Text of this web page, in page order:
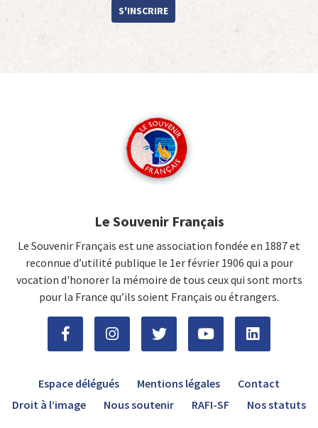
S'INSCRIRE
Le Souvenir Français
Le Souvenir Français est une association fondée en 1887 et
reconnue d’utilité publique le 1er février 1906 qui a pour
vocation d'honorer la mémoire de tous ceux qui sont morts
pour la France qu’ils soient Français ou étrangers.
Espace délégués Mentions légales
Contact
Droit à l’image
Nous soutenir RAFI-SF Nos statuts